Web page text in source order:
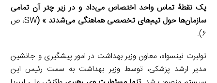
یک نقطۀ تماس واحد اختصاص می‌داد و در زیر چتر آن تمامی
سازمان‌ها حول تیم‌های تخصصی هماهنگی می‌شدند » (
SW، ص
۶).
تولبرت نینسواه، معاون وزیر بهداشت در امور پیشگیری و جانشین
مدیر ارشد پزشکی، توسط وزیر بهداشت به‌ سمت رئیس این